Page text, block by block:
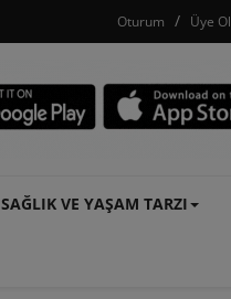
Oturum / Üye Ol
SAĞLIK VE YAŞAM TARZI